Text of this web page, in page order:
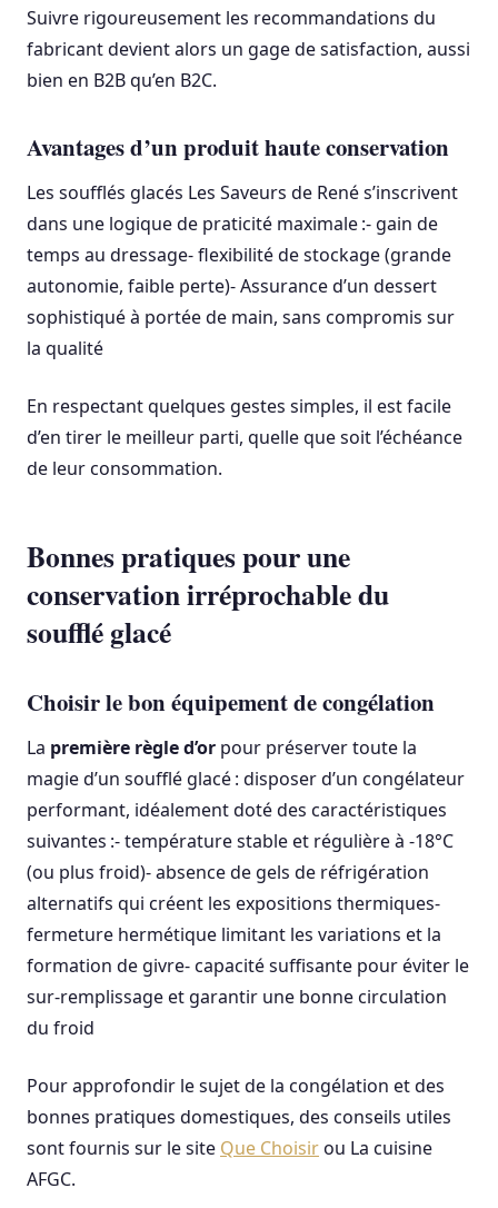
Suivre rigoureusement les recommandations du
fabricant devient alors un gage de satisfaction, aussi
bien en B2B qu’en B2C.
Avantages d’un produit haute conservation
Les soufflés glacés Les Saveurs de René s’inscrivent
dans une logique de praticité maximale :- gain de
temps au dressage- flexibilité de stockage (grande
autonomie, faible perte)- Assurance d’un dessert
sophistiqué à portée de main, sans compromis sur
la qualité
En respectant quelques gestes simples, il est facile
d’en tirer le meilleur parti, quelle que soit l’échéance
de leur consommation.
Bonnes pratiques pour une
conservation irréprochable du
soufflé glacé
Choisir le bon équipement de congélation
La première règle d’or pour préserver toute la
magie d’un soufflé glacé : disposer d’un congélateur
performant, idéalement doté des caractéristiques
suivantes :- température stable et régulière à -18°C
(ou plus froid)- absence de gels de réfrigération
alternatifs qui créent les expositions thermiques-
fermeture hermétique limitant les variations et la
formation de givre- capacité suffisante pour éviter le
sur-remplissage et garantir une bonne circulation
du froid
Pour approfondir le sujet de la congélation et des
bonnes pratiques domestiques, des conseils utiles
sont fournis sur le site Que Choisirou La cuisine
AFGC.